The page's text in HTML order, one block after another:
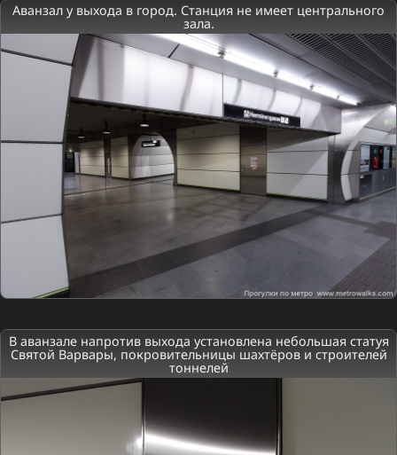
Аванзал у выхода в город. Станция не имеет центрального
зала.
В аванзале напротив выхода установлена небольшая статуя
Святой Варвары, покровительницы шахтёров и строителей
тоннелей